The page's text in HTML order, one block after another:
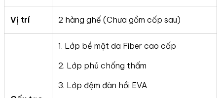
Vị trí 2 hàng ghế (Chưa gồm cốp sau)
1. Lớp bề mặt da Fiber cao cấp
2. Lớp phủ chống thấm
3. Lớp đệm đàn hồi EVA